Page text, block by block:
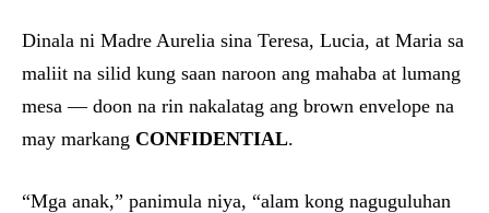
Dinala ni Madre Aurelia sina Teresa, Lucia, at Maria sa
maliit na silid kung saan naroon ang mahaba at lumang
mesa — doon na rin nakalatag ang brown envelope na
may markang CONFIDENTIAL.
“Mga anak,” panimula niya, “alam kong naguguluhan